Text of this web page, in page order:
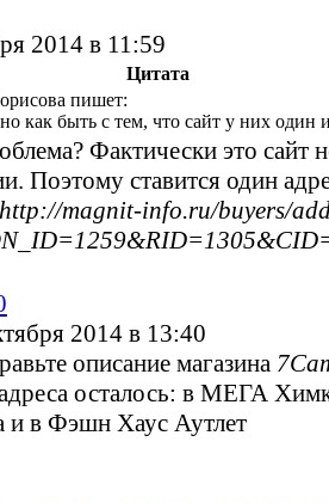
2014 в 11:59
Цитата
пишет:
как быть с тем, что сайт у них один
Фактически это сайт
Поэтому ставится один
http://magnit-info.ru/buyers/
2014 в 13:40
описание магазина
осталось: в МЕГА
и в Фэшн Хаус Аутлет